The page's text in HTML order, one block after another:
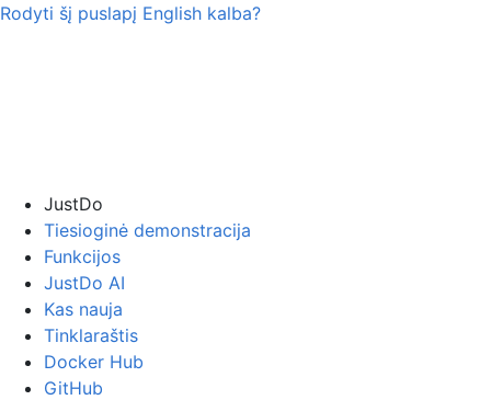
Rodyti šį puslapį English kalba?
JustDo
Tiesioginė demonstracija
Funkcijos
JustDo AI
Kas nauja
Tinklaraštis
Docker Hub
GitHub